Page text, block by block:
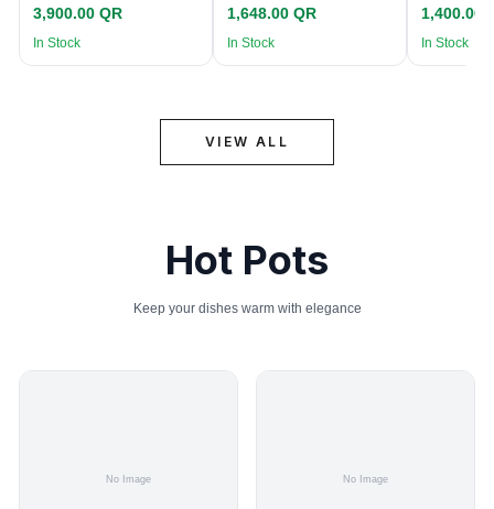
3,900.00 QR
In Stock
1,648.00 QR
In Stock
1,400.00
In Stock
VIEW ALL
Hot Pots
Keep your dishes warm with elegance